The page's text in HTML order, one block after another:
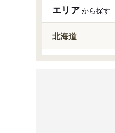
エリア から探す
北海道